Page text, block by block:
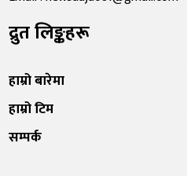
द्रुत लिङ्कहरू
हाम्रो बारेमा
हाम्रो टिम
सम्पर्क